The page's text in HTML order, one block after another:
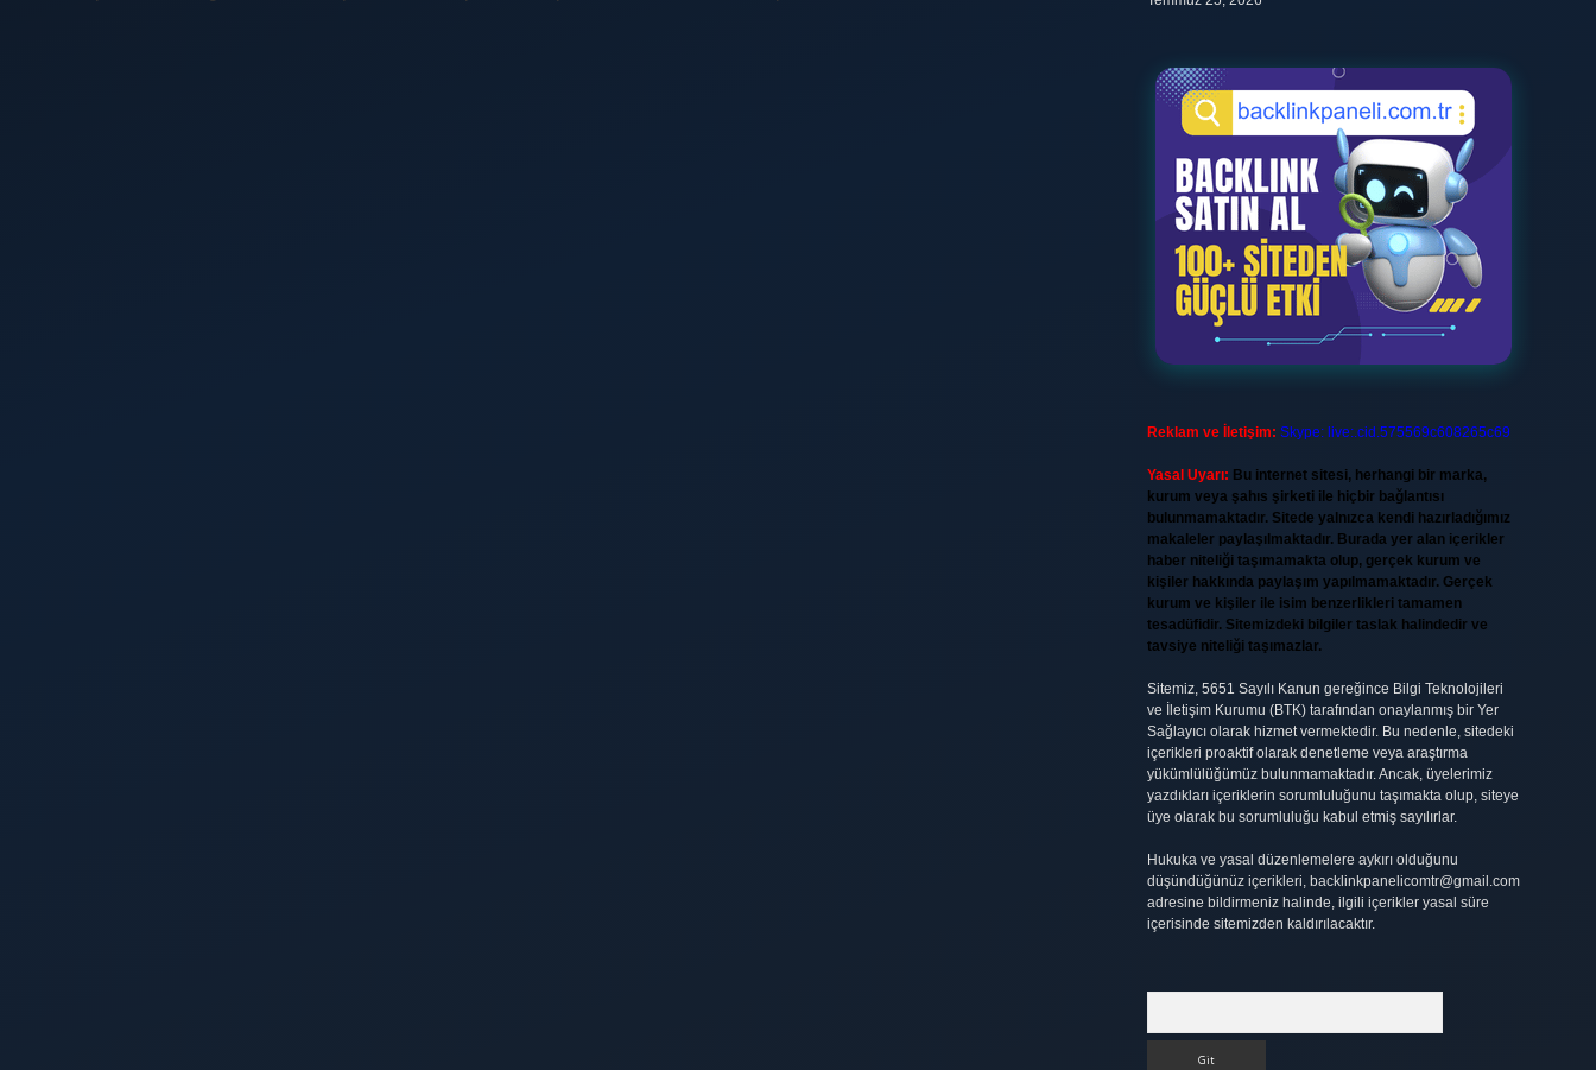
Reklam ve İletişim: Skype: live:.cid.575569c608265c69
Yasal Uyarı: Bu internet sitesi, herhangi bir marka,
kurum veya şahıs şirketi ile hiçbir bağlantısı
bulunmamaktadır. Sitede yalnızca kendi hazırladığımız
makaleler paylaşılmaktadır. Burada yer alan içerikler
haber niteliği taşımamakta olup, gerçek kurum ve
kişiler hakkında paylaşım yapılmamaktadır. Gerçek
kurum ve kişiler ile isim benzerlikleri tamamen
tesadüfidir. Sitemizdeki bilgiler taslak halindedir ve
tavsiye niteliği taşımazlar.
Sitemiz, 5651 Sayılı Kanun gereğince Bilgi Teknolojileri
ve İletişim Kurumu (BTK) tarafından onaylanmış bir Yer
Sağlayıcı olarak hizmet vermektedir. Bu nedenle, sitedeki
içerikleri proaktif olarak denetleme veya araştırma
yükümlülüğümüz bulunmamaktadır. Ancak, üyelerimiz
yazdıkları içeriklerin sorumluluğunu taşımakta olup, siteye
üye olarak bu sorumluluğu kabul etmiş sayılırlar.
Hukuka ve yasal düzenlemelere aykırı olduğunu
düşündüğünüz içerikleri, backlinkpanelicomtr@gmail.com
adresine bildirmeniz halinde, ilgili içerikler yasal süre
içerisinde sitemizden kaldırılacaktır.